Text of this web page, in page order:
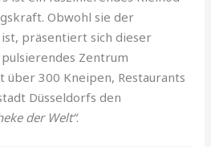
Obwohl sie der
präsentiert sich dieser
Zentrum
über 300 Kneipen, Restaurants
Düsseldorfs den
der Welt“.